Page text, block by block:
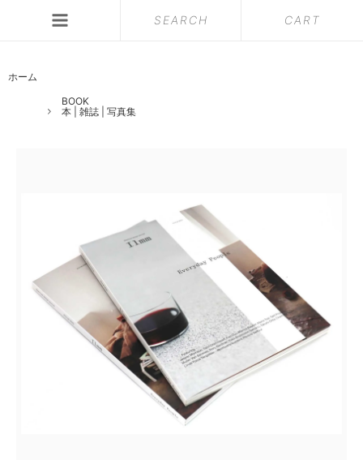
SEARCH CART
ホーム
BOOK
本 | 雑誌 | 写真集